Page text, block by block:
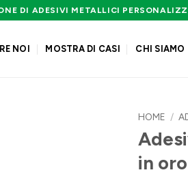
DI ADESIVI METALLICI
NOI MOSTRA DI CASI CHI SIAMO
HOME /
in